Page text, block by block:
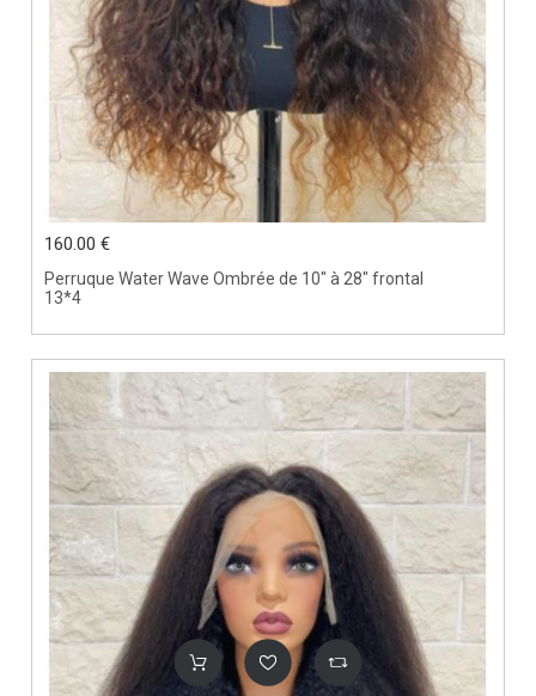
Perruque Water Wave Ombrée de 10" à 28" frontal
13*4
160.00 €